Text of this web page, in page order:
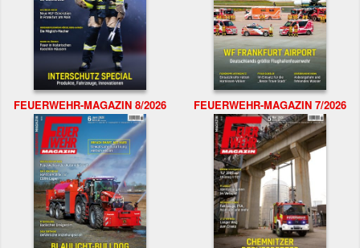
FEUERWEHR-MAGAZIN 8/2026 FEUERWEHR-MAGAZIN 7/2026